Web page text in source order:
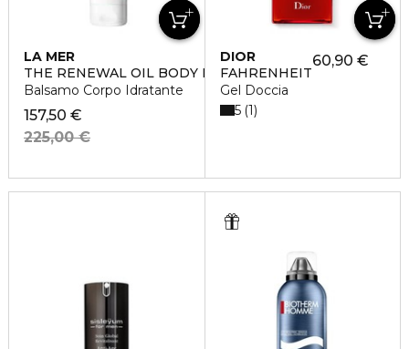
LA MER
THE RENEWAL OIL BODY BALM
Balsamo Corpo Idratante
157,50 €
225,00 €
DIOR
FAHRENHEIT
Gel Doccia
60,90 €
5 1